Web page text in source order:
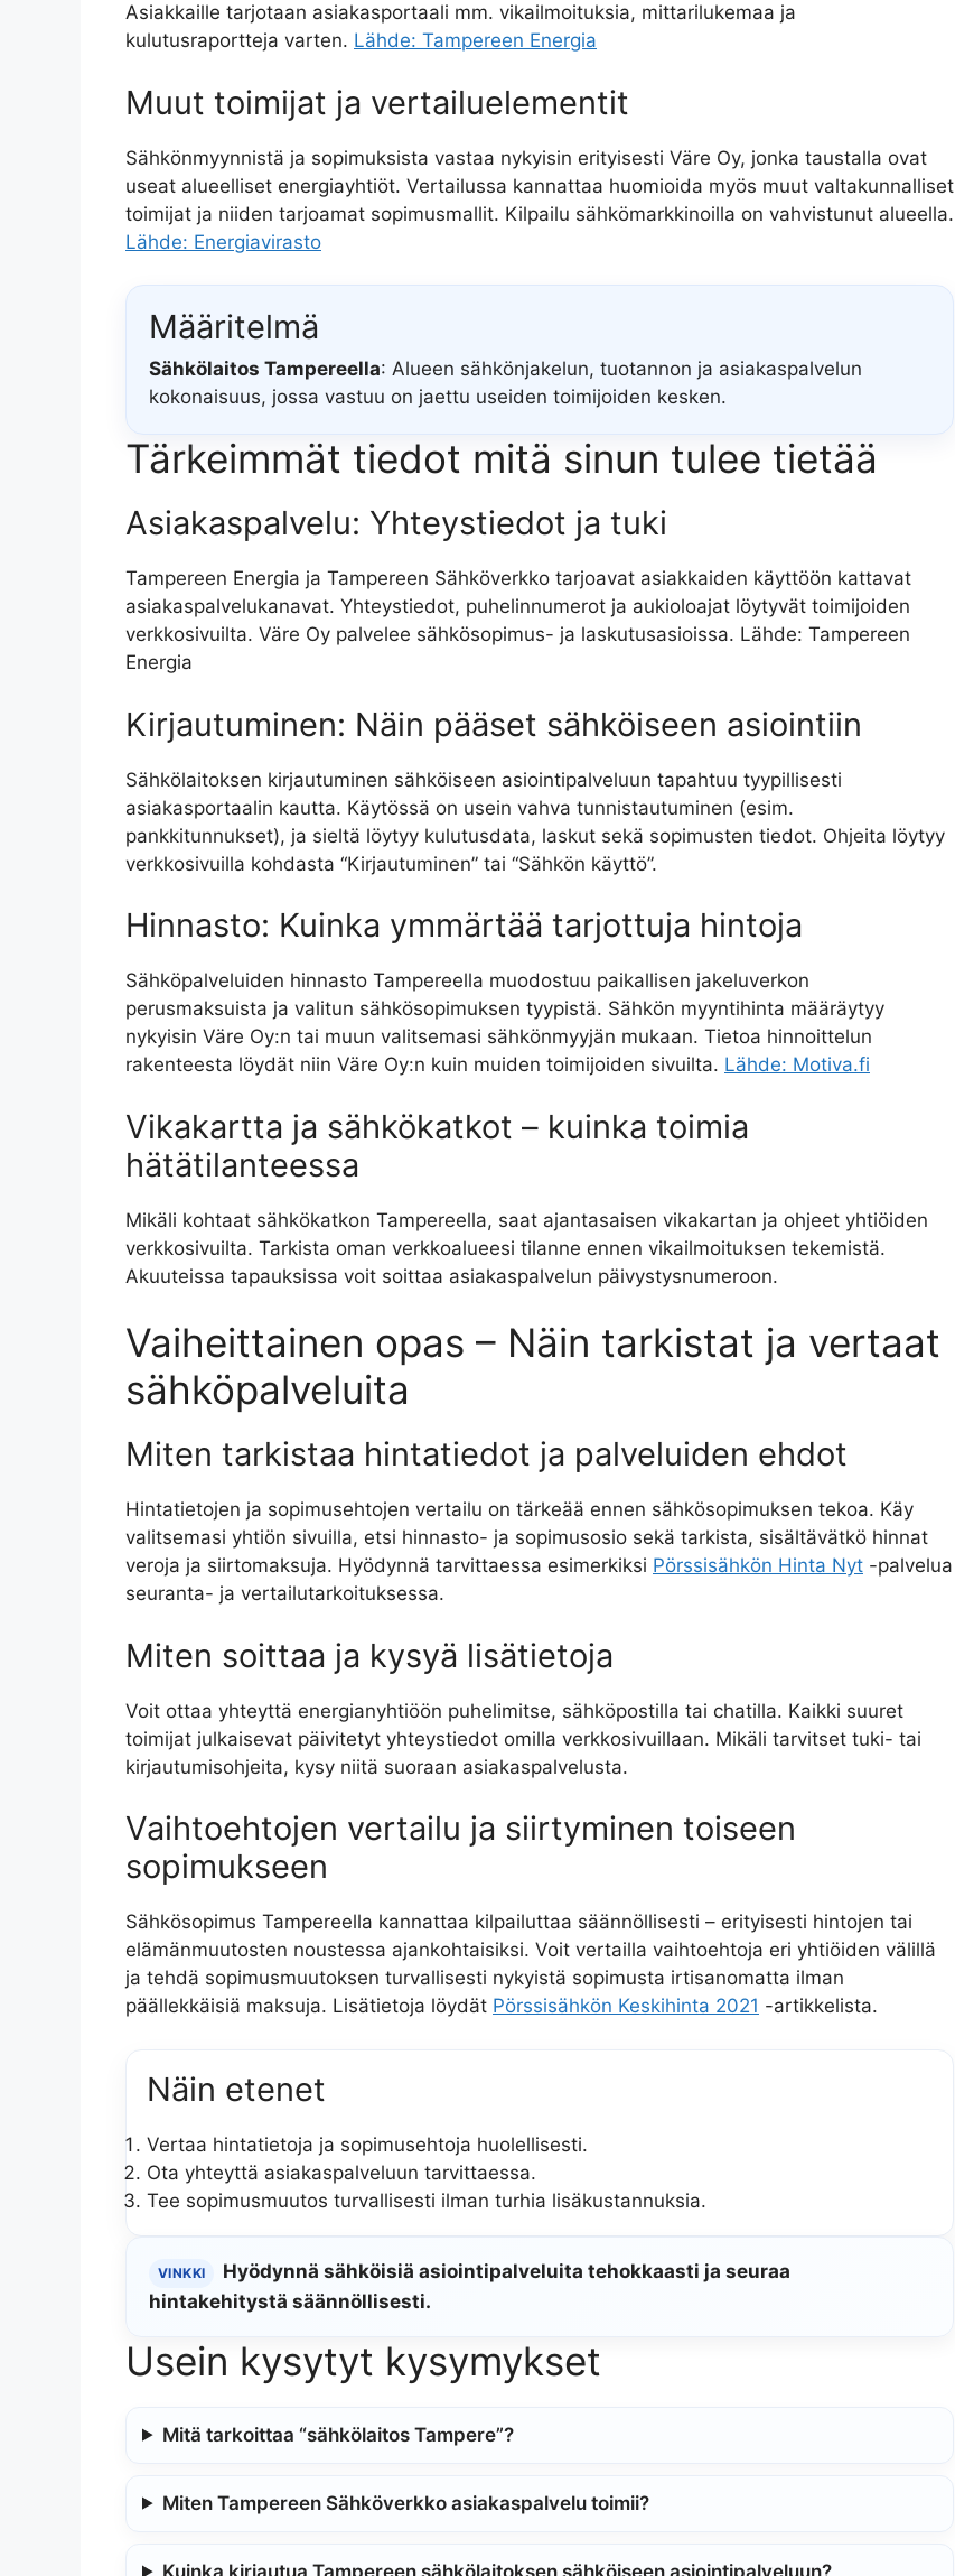
Asiakkaille tarjotaan asiakasportaali mm. vikailmoituksia, mittarilukemaa ja
kulutusraportteja varten. Lähde: Tampereen Energia
Muut toimijat ja vertailuelementit
Sähkönmyynnistä ja sopimuksista vastaa nykyisin erityisesti Väre Oy, jonka taustalla ovat
useat alueelliset energiayhtiöt. Vertailussa kannattaa huomioida myös muut valtakunnalliset
toimijat ja niiden tarjoamat sopimusmallit. Kilpailu sähkömarkkinoilla on vahvistunut alueella.
Lähde: Energiavirasto
Määritelmä
Sähkölaitos Tampereella: Alueen sähkönjakelun, tuotannon ja asiakaspalvelun
kokonaisuus, jossa vastuu on jaettu useiden toimijoiden kesken.
Tärkeimmät tiedot mitä sinun tulee tietää
Asiakaspalvelu: Yhteystiedot ja tuki
Tampereen Energia ja Tampereen Sähköverkko tarjoavat asiakkaiden käyttöön kattavat
asiakaspalvelukanavat. Yhteystiedot, puhelinnumerot ja aukioloajat löytyvät toimijoiden
verkkosivuilta. Väre Oy palvelee sähkösopimus- ja laskutusasioissa. Lähde: Tampereen
Energia
Kirjautuminen: Näin pääset sähköiseen asiointiin
Sähkölaitoksen kirjautuminen sähköiseen asiointipalveluun tapahtuu tyypillisesti
asiakasportaalin kautta. Käytössä on usein vahva tunnistautuminen (esim.
pankkitunnukset), ja sieltä löytyy kulutusdata, laskut sekä sopimusten tiedot. Ohjeita löytyy
verkkosivuilla kohdasta “Kirjautuminen” tai “Sähkön käyttö”.
Hinnasto: Kuinka ymmärtää tarjottuja hintoja
Sähköpalveluiden hinnasto Tampereella muodostuu paikallisen jakeluverkon
perusmaksuista ja valitun sähkösopimuksen tyypistä. Sähkön myyntihinta määräytyy
nykyisin Väre Oy:n tai muun valitsemasi sähkönmyyjän mukaan. Tietoa hinnoittelun
rakenteesta löydät niin Väre Oy:n kuin muiden toimijoiden sivuilta. Lähde: Motiva.fi
Vikakartta ja sähkökatkot – kuinka toimia
hätätilanteessa
Mikäli kohtaat sähkökatkon Tampereella, saat ajantasaisen vikakartan ja ohjeet yhtiöiden
verkkosivuilta. Tarkista oman verkkoalueesi tilanne ennen vikailmoituksen tekemistä.
Akuuteissa tapauksissa voit soittaa asiakaspalvelun päivystysnumeroon.
Vaiheittainen opas – Näin tarkistat ja vertaat
sähköpalveluita
Miten tarkistaa hintatiedot ja palveluiden ehdot
Hintatietojen ja sopimusehtojen vertailu on tärkeää ennen sähkösopimuksen tekoa. Käy
valitsemasi yhtiön sivuilla, etsi hinnasto- ja sopimusosio sekä tarkista, sisältävätkö hinnat
veroja ja siirtomaksuja. Hyödynnä tarvittaessa esimerkiksi Pörssisähkön Hinta Nyt -palvelua
seuranta- ja vertailutarkoituksessa.
Miten soittaa ja kysyä lisätietoja
Voit ottaa yhteyttä energianyhtiöön puhelimitse, sähköpostilla tai chatilla. Kaikki suuret
toimijat julkaisevat päivitetyt yhteystiedot omilla verkkosivuillaan. Mikäli tarvitset tuki- tai
kirjautumisohjeita, kysy niitä suoraan asiakaspalvelusta.
Vaihtoehtojen vertailu ja siirtyminen toiseen
sopimukseen
Sähkösopimus Tampereella kannattaa kilpailuttaa säännöllisesti – erityisesti hintojen tai
elämänmuutosten noustessa ajankohtaisiksi. Voit vertailla vaihtoehtoja eri yhtiöiden välillä
ja tehdä sopimusmuutoksen turvallisesti nykyistä sopimusta irtisanomatta ilman
päällekkäisiä maksuja. Lisätietoja löydät Pörssisähkön Keskihinta 2021 -artikkelista.
Näin etenet
Vertaa hintatietoja ja sopimusehtoja huolellisesti.
Ota yhteyttä asiakaspalveluun tarvittaessa.
Tee sopimusmuutos turvallisesti ilman turhia lisäkustannuksia.
VINKKI
Hyödynnä sähköisiä asiointipalveluita tehokkaasti ja seuraa
hintakehitystä säännöllisesti.
Usein kysytyt kysymykset
Mitä tarkoittaa “sähkölaitos Tampere”?
Miten Tampereen Sähköverkko asiakaspalvelu toimii?
Kuinka kirjautua Tampereen sähkölaitoksen sähköiseen asiointipalveluun?